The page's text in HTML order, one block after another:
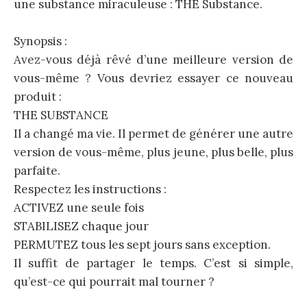
une substance miraculeuse : THE Substance.
Synopsis :
Avez-vous déjà rêvé d’une meilleure version de
vous-même ? Vous devriez essayer ce nouveau
produit :
THE SUBSTANCE
Il a changé ma vie. Il permet de générer une autre
version de vous-même, plus jeune, plus belle, plus
parfaite.
Respectez les instructions :
ACTIVEZ une seule fois
STABILISEZ chaque jour
PERMUTEZ tous les sept jours sans exception.
Il suffit de partager le temps. C’est si simple,
qu’est-ce qui pourrait mal tourner ?